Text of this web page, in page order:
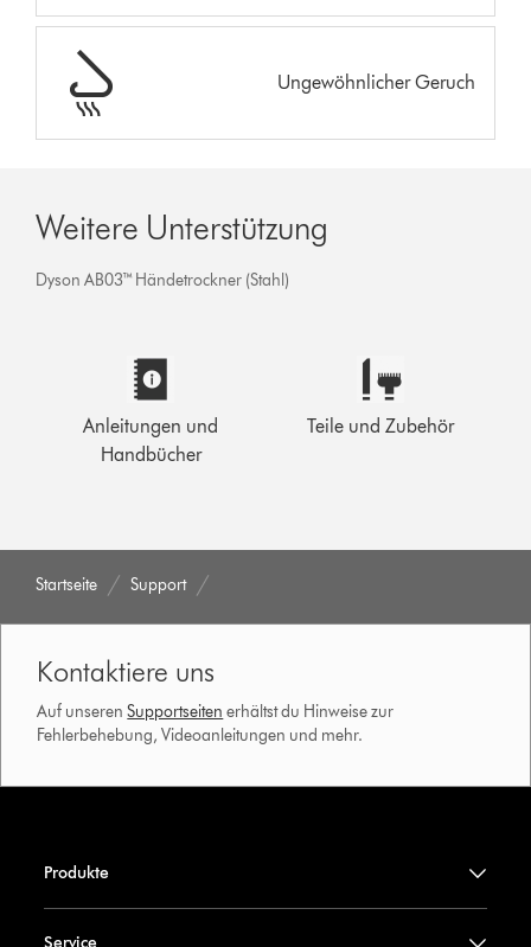
Ungewöhnlicher Geruch
Weitere Unterstützung
Dyson AB03™ Händetrockner (Stahl)
Anleitungen und
Handbücher
Teile und Zubehör
Startseite Support
Kontaktiere uns
Auf unserenSupportseiten erhältst du Hinweise zur
Fehlerbehebung, Videoanleitungen und mehr.
Produkte
Service